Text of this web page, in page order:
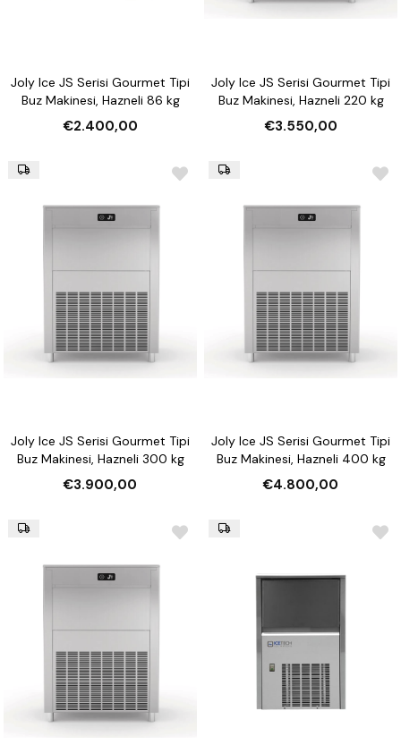
Joly Ice JS Serisi Gourmet Tipi
Buz Makinesi, Hazneli 86 kg
€2.400,00
Joly Ice JS Serisi Gourmet Tipi
Buz Makinesi, Hazneli 220 kg
€3.550,00
Joly Ice JS Serisi Gourmet Tipi
Buz Makinesi, Hazneli 300 kg
€3.900,00
Joly Ice JS Serisi Gourmet Tipi
Buz Makinesi, Hazneli 400 kg
€4.800,00